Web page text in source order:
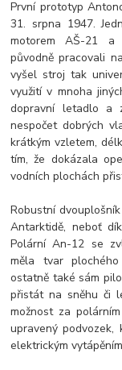
První prototyp
31. srpna 1947.
motorem AŠ-21 a
původně pracovali
vyšel stroj tak
využití v mnoha
dopravní letadlo a
nespočet dobrých
krátkým vzletem,
tím, že dokázala
vodních plochách
Robustní
Antarktidě, neboť
Polární An-12 se
měla tvar
ostatně také sám
přistát na sněhu či
možnost za
upravený
elektrickým